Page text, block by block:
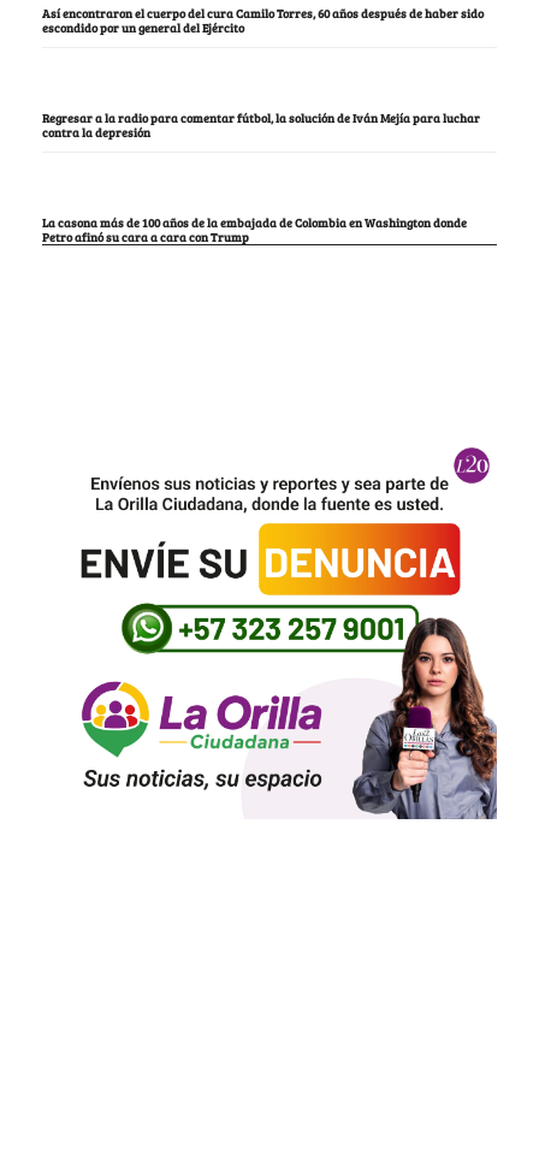
Así encontraron el cuerpo del cura Camilo Torres, 60 años después de haber sido
escondido por un general del Ejército
Regresar a la radio para comentar fútbol, la solución de Iván Mejía para luchar
contra la depresión
La casona más de 100 años de la embajada de Colombia en Washington donde
Petro afinó su cara a cara con Trump